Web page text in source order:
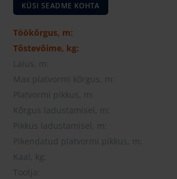
KÜSI SEADME KOHTA
Töökõrgus, m:
Tõstevõime, kg:
Laius, m:
Max platvormi kõrgus, m:
Platvormi pikkus, m:
Kõrgus ladustamisel, m:
Pikkus ladustamisel, m:
Pikendatud platvormi pikkus, m:
Kaal, kg:
Tootja: